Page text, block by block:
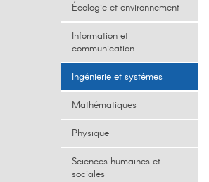
Écologie et environnement
Information et
communication
Ingénierie et systèmes
Mathématiques
Physique
Sciences humaines et
sociales